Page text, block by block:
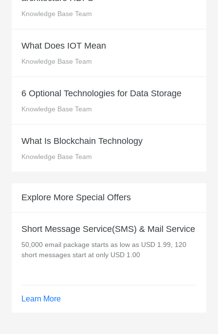
Knowledge Base Team
What Does IOT Mean
Knowledge Base Team
6 Optional Technologies for Data Storage
Knowledge Base Team
What Is Blockchain Technology
Knowledge Base Team
Explore More Special Offers
Short Message Service(SMS) & Mail Service
50,000 email package starts as low as USD 1.99, 120
short messages start at only USD 1.00
Learn More